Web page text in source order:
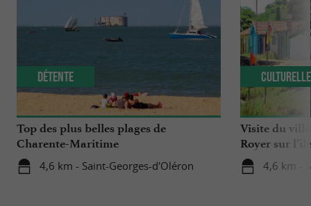
Top des plus belles plages de
Charente-Maritime
4,6 km - Saint-Georges-d'Oléron
Détente
Visite du
Royer sur
4,6 km -
Culturelle